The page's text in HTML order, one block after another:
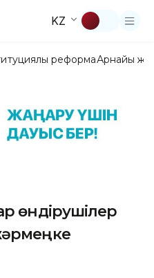
KZ
реформаАрнайы
өндірушілер